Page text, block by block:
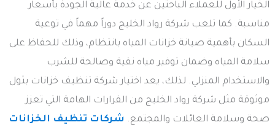
الخيار الأول للعملاء الباحثين عن خدمة عالية الجودة بأسعار
مناسبة. كما تلعب شركة رواد الخليج دوراً مهماً في توعية
السكان بأهمية صيانة خزانات المياه بانتظام، وذلك للحفاظ على
سلامة المياه وضمان توفير مياه نقية وصالحة للشرب
والاستخدام المنزلي. لذلك، يعد اختيار شركة تنظيف خزانات بثول
موثوقة مثل شركة رواد الخليج من القرارات الهامة التي تعزز
صحة وسلامة العائلات والمجتمع. شركات تنظيف الخزانات